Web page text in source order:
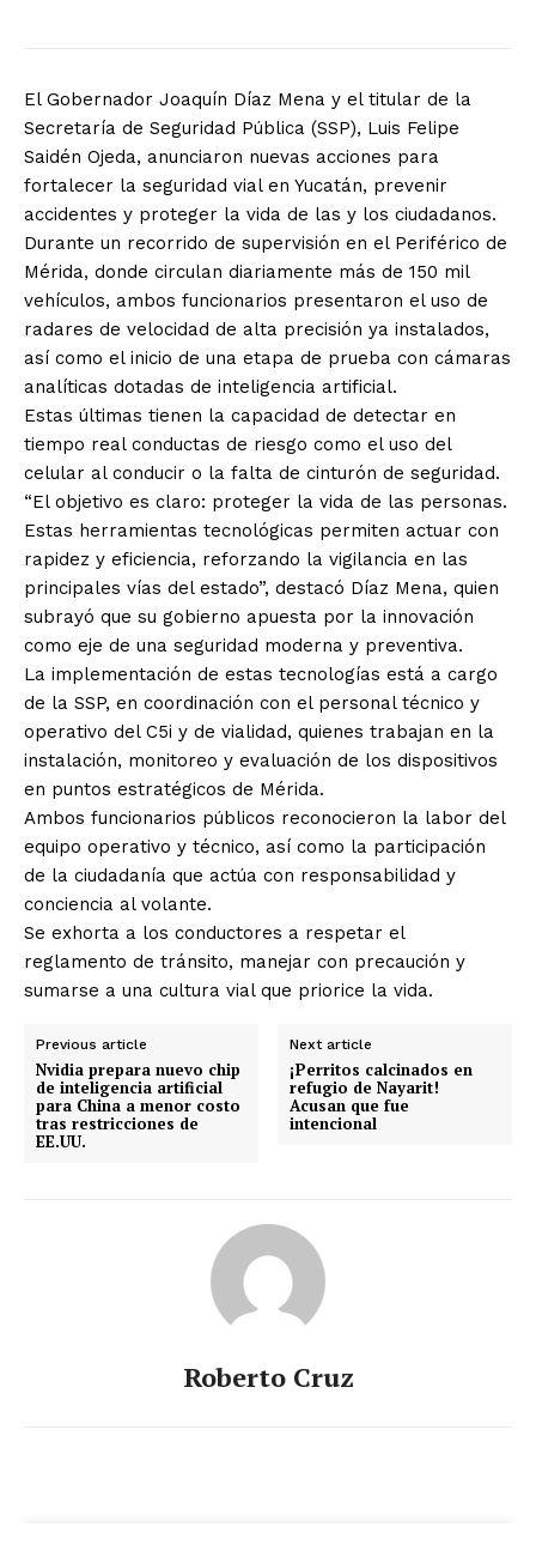
El Gobernador Joaquín Díaz Mena y el titular de la
Secretaría de Seguridad Pública (SSP), Luis Felipe
Saidén Ojeda, anunciaron nuevas acciones para
fortalecer la seguridad vial en Yucatán, prevenir
accidentes y proteger la vida de las y los ciudadanos.
Durante un recorrido de supervisión en el Periférico de
Mérida, donde circulan diariamente más de 150 mil
vehículos, ambos funcionarios presentaron el uso de
radares de velocidad de alta precisión ya instalados,
así como el inicio de una etapa de prueba con cámaras
analíticas dotadas de inteligencia artificial.
Estas últimas tienen la capacidad de detectar en
tiempo real conductas de riesgo como el uso del
celular al conducir o la falta de cinturón de seguridad.
“El objetivo es claro: proteger la vida de las personas.
Estas herramientas tecnológicas permiten actuar con
rapidez y eficiencia, reforzando la vigilancia en las
principales vías del estado”, destacó Díaz Mena, quien
subrayó que su gobierno apuesta por la innovación
como eje de una seguridad moderna y preventiva.
La implementación de estas tecnologías está a cargo
de la SSP, en coordinación con el personal técnico y
operativo del C5i y de vialidad, quienes trabajan en la
instalación, monitoreo y evaluación de los dispositivos
en puntos estratégicos de Mérida.
Ambos funcionarios públicos reconocieron la labor del
equipo operativo y técnico, así como la participación
de la ciudadanía que actúa con responsabilidad y
conciencia al volante.
Se exhorta a los conductores a respetar el
reglamento de tránsito, manejar con precaución y
sumarse a una cultura vial que priorice la vida.
Previous article
Nvidia prepara nuevo chip
de inteligencia artificial
para China a menor costo
tras restricciones de
EE.UU.
Next article
¡Perritos calcinados en
refugio de Nayarit!
Acusan que fue
intencional
Roberto Cruz